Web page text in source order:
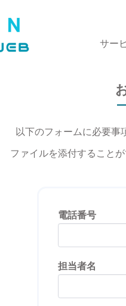
サー
以下のフォームに必要事
ファイルを添付すること
電話番号
担当者名